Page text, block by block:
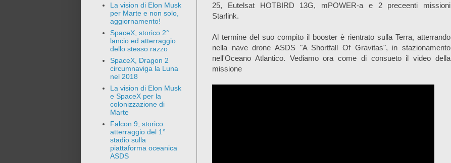
25, Eutelsat HOTBIRD 13G, mPOWER-a e 2 preceenti missioni
Starlink.
Al termine del suo compito il booster è rientrato sulla Terra, atterrando
nella nave drone ASDS "A Shortfall Of Gravitas", in stazionamento
nell'Oceano Atlantico. Vediamo ora come di consueto il video della
missione
La vision di Elon Musk
per Marte e non solo,
aggiornamento!
SpaceX, storico 2°
lancio ed atterraggio
dello stesso razzo
SpaceX, Dragon 2
circumnaviga la Luna
nel 2018
La vision di Elon Musk
e SpaceX per la
colonizzazione di
Marte
Falcon 9, storico
atterraggio del 1°
stadio sulla
piattaforma oceanica
ASDS